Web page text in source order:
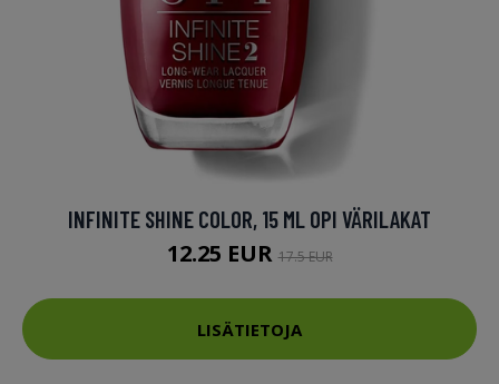
INFINITE SHINE COLOR, 15 ML OPI VÄRILAKAT
12.25 EUR17.5 EUR
LISÄTIETOJA